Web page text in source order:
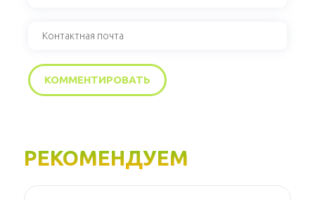
РЕКОМЕНДУЕМ